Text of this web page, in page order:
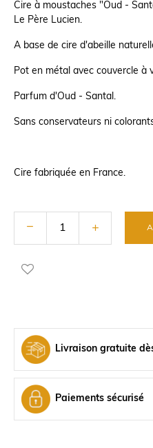
Cire à moustaches "Oud -
Le Père Lucien.
A base de cire d'abeille
Pot en métal avec couvercle à
Parfum d'Oud - Santal.
Sans conservateurs ni
Cire fabriquée en France.
Livraison gratuite
Paiements sécurisé